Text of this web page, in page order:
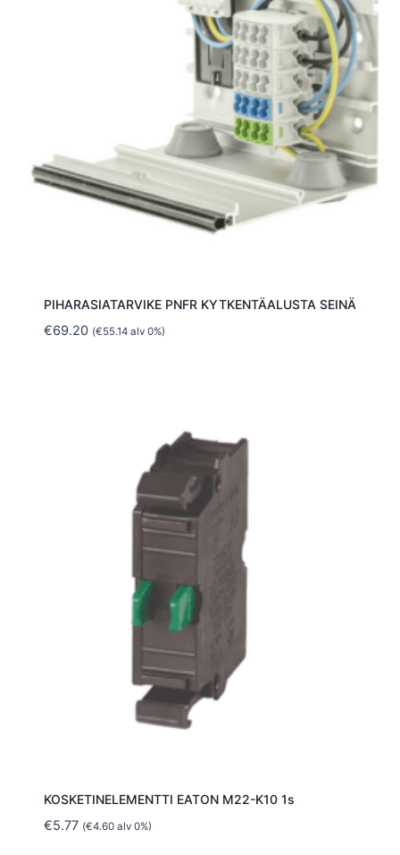
PIHARASIATARVIKE PNFR KYTKENTÄALUSTA SEINÄ
€69.20 (€55.14alv 0%)
KOSKETINELEMENTTI EATON M22-K10 1s
€5.77 (€4.60alv 0%)